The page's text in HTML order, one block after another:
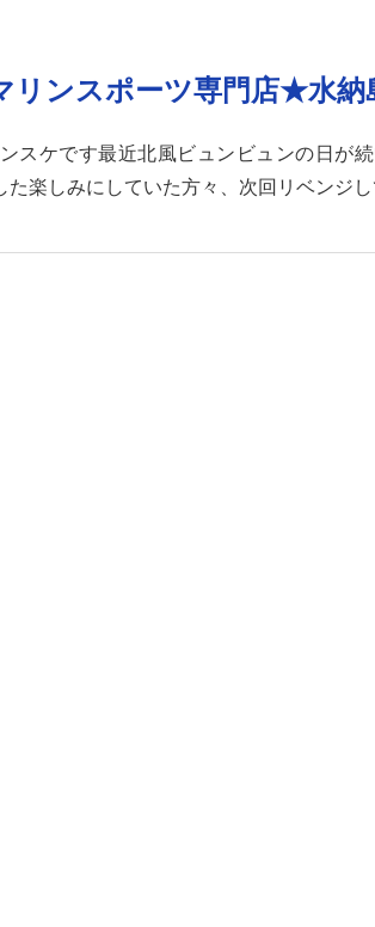
リンスポーツ専門店★水納
スケです最近北風ビュンビュンの日が
た楽しみにしていた方々、次回リベンジ